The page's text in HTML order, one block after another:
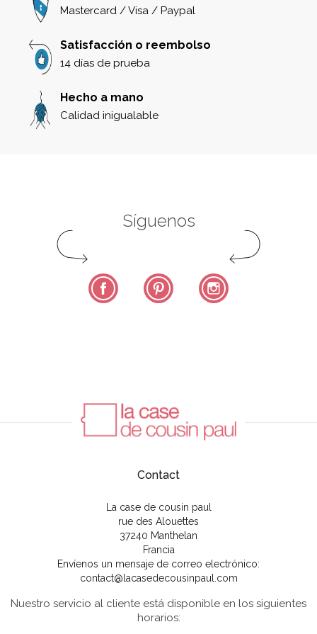
Mastercard / Visa / Paypal
Satisfacción o reembolso
14 días de prueba
Hecho a mano
Calidad inigualable
Síguenos
Facebook Pinterest
Contact
La case de cousin paul
rue des Alouettes
37240 Manthelan
Francia
Envíenos un mensaje de correo electrónico:
contact@lacasedecousinpaul.com
Nuestro servicio al cliente está disponible en los siguientes
horarios: